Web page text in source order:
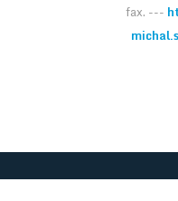
fax. ---